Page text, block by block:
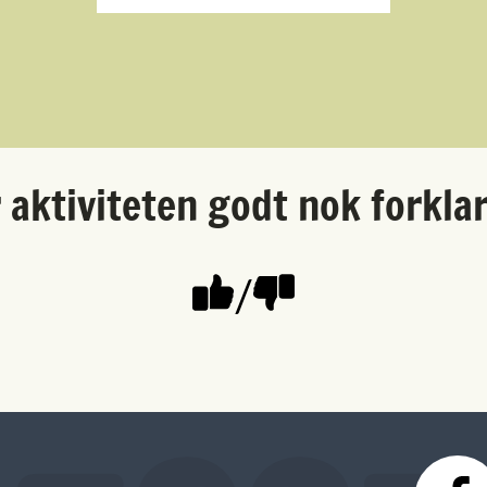
aktiviteten godt nok
/